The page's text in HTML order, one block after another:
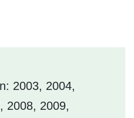
2003, 2004,
2008, 2009,